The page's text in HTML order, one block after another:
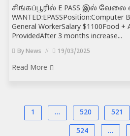
சிங்கப்பூரில் E PASS இல் வேலை
WANTED:EPASSPosition:Computer
General WorkerSalary $1100Food +
ProvidedAfter 3 months increase...
By News 19/03/2025
Read More
1 … 520 521
524 …